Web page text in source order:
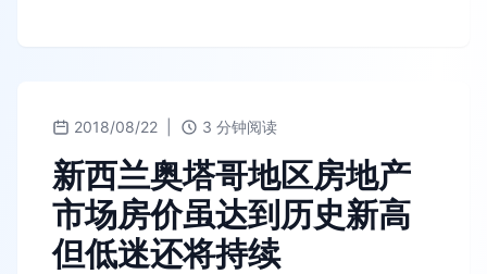
2018/08/22 3 分钟阅读
新西兰奥塔哥地区房地产
市场房价虽达到历史新高
但低迷还将持续